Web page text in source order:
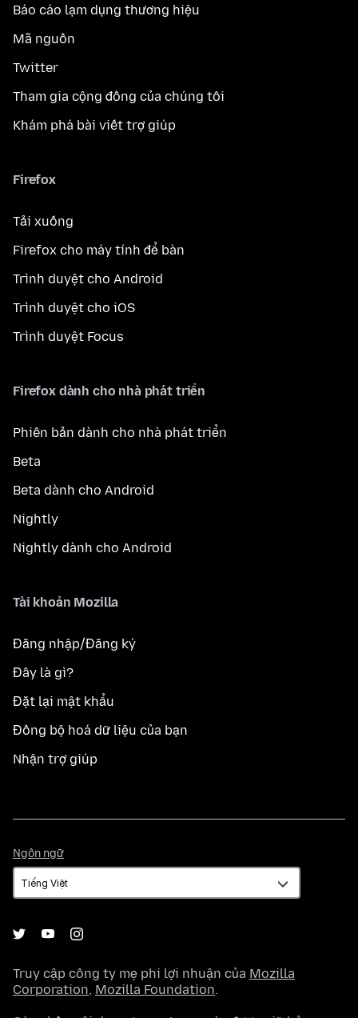
Báo cáo lạm dụng thương hiệu
Mã nguồn
Twitter
Tham gia cộng đồng của chúng tôi
Khám phá bài viết trợ giúp
Firefox
Tải xuống
Firefox cho máy tính để bàn
Trình duyệt cho Android
Trình duyệt cho iOS
Trình duyệt Focus
Firefox dành cho nhà phát triển
Phiên bản dành cho nhà phát triển
Beta
Beta dành cho Android
Nightly
Nightly dành cho Android
Tài khoản Mozilla
Đăng nhập/Đăng ký
Đây là gì?
Đặt lại mật khẩu
Đồng bộ hoá dữ liệu của bạn
Nhận trợ giúp
Ngôn ngữ
ngữ
Truy cập công ty mẹ phi lợi nhuận của Mozilla
Corporation, Mozilla Foundation.